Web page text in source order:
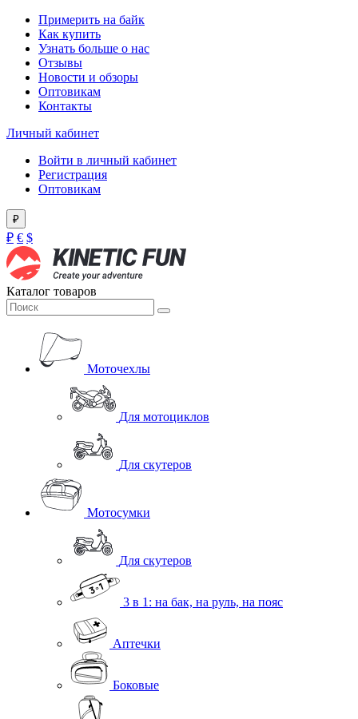
Примерить на байк
Как купить
Узнать больше о нас
Отзывы
Новости и обзоры
Оптовикам
Контакты
Личный кабинет
Войти в личный кабинет
Регистрация
Оптовикам
₽
₽ € $
Каталог товаров
Моточехлы
Для мотоциклов
Для скутеров
Мотосумки
Для скутеров
3 в 1: на бак, на руль, на пояс
Аптечки
Боковые